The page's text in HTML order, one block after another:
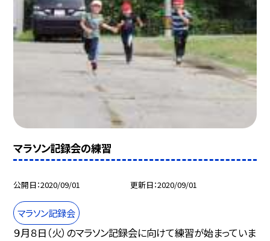
マラソン記録会の練習
公開日 2020/09/01 更新日 2020/09/01
マラソン記録会
９月８日（火）のマラソン記録会に向けて練習が始まっていま